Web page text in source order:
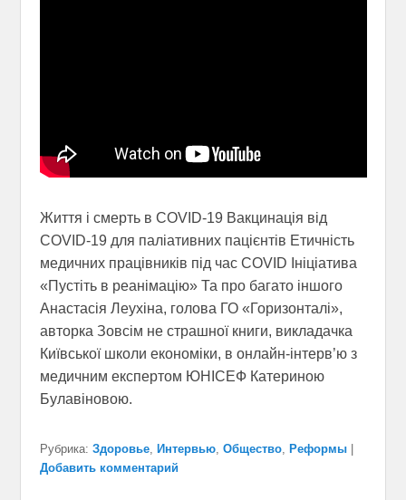
Життя і смерть в COVID-19 Вакцинація від
COVID-19 для паліативних пацієнтів Етичність
медичних працівників під час COVID Ініціатива
«Пустіть в реанімацію» Та про багато іншого
Анастасія Леухіна, голова ГО «Горизонталі»,
авторка Зовсім не страшної книги, викладачка
Київської школи економіки, в онлайн-інтерв’ю з
медичним експертом ЮНІСЕФ Катериною
Булавіновою.
Рубрика: Здоровье, Интервью, Общество, Реформы |
Добавить комментарий